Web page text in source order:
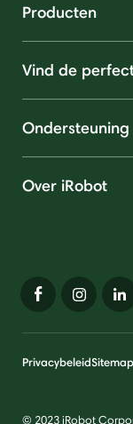
Producten
Vind de
Ondersteuning
Over iRobot
PrivacybeleidSitemap
© 2023 iRobot